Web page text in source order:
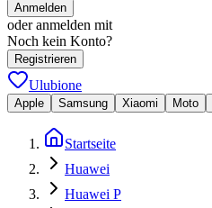
Anmelden
oder anmelden mit
Noch kein Konto?
Registrieren
Ulubione
Apple Samsung Xiaomi Moto
Startseite
Huawei
Huawei P